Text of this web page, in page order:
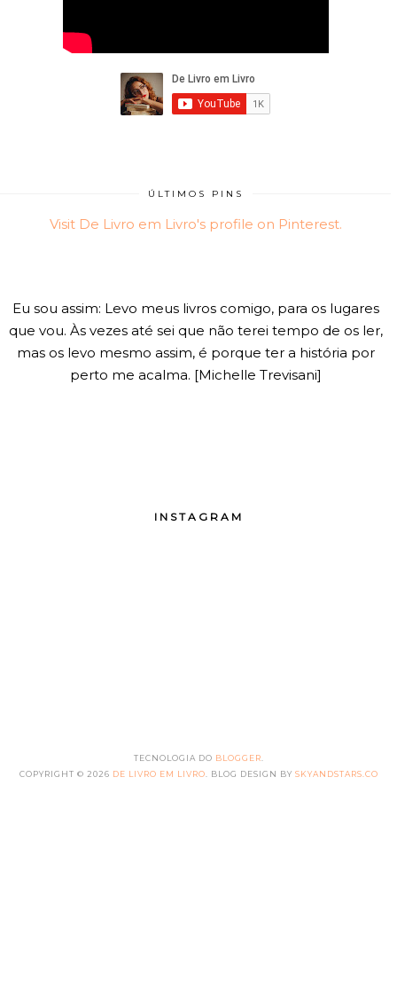
ÚLTIMOS PINS
Visit De Livro em Livro's profile on Pinterest.
Eu sou assim: Levo meus livros comigo, para os lugares
que vou. Às vezes até sei que não terei tempo de os ler,
mas os levo mesmo assim, é porque ter a história por
perto me acalma. [Michelle Trevisani]
INSTAGRAM
TECNOLOGIA DO BLOGGER
COPYRIGHT © 2026 DE LIVRO EM LIVRO . BLOG DESIGN BY SKYANDSTARS.CO